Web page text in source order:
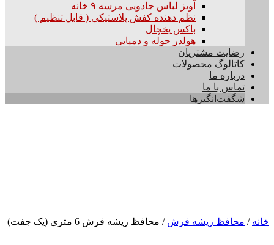
آویز لباس جادویی مرسه ۹ خانه
نظم دهنده کفش پلاستیکی ( قابل تنظیم )
باکس یخچال
هولدر حوله و دمپایی
رضایت مشتریان
کاتالوگ محصولات
درباره ما
تماس با ما
شگفت‌انگیزها
خانه / محافظ ریشه فرش / محافظ ریشه فرش 6 متری (یک جفت)